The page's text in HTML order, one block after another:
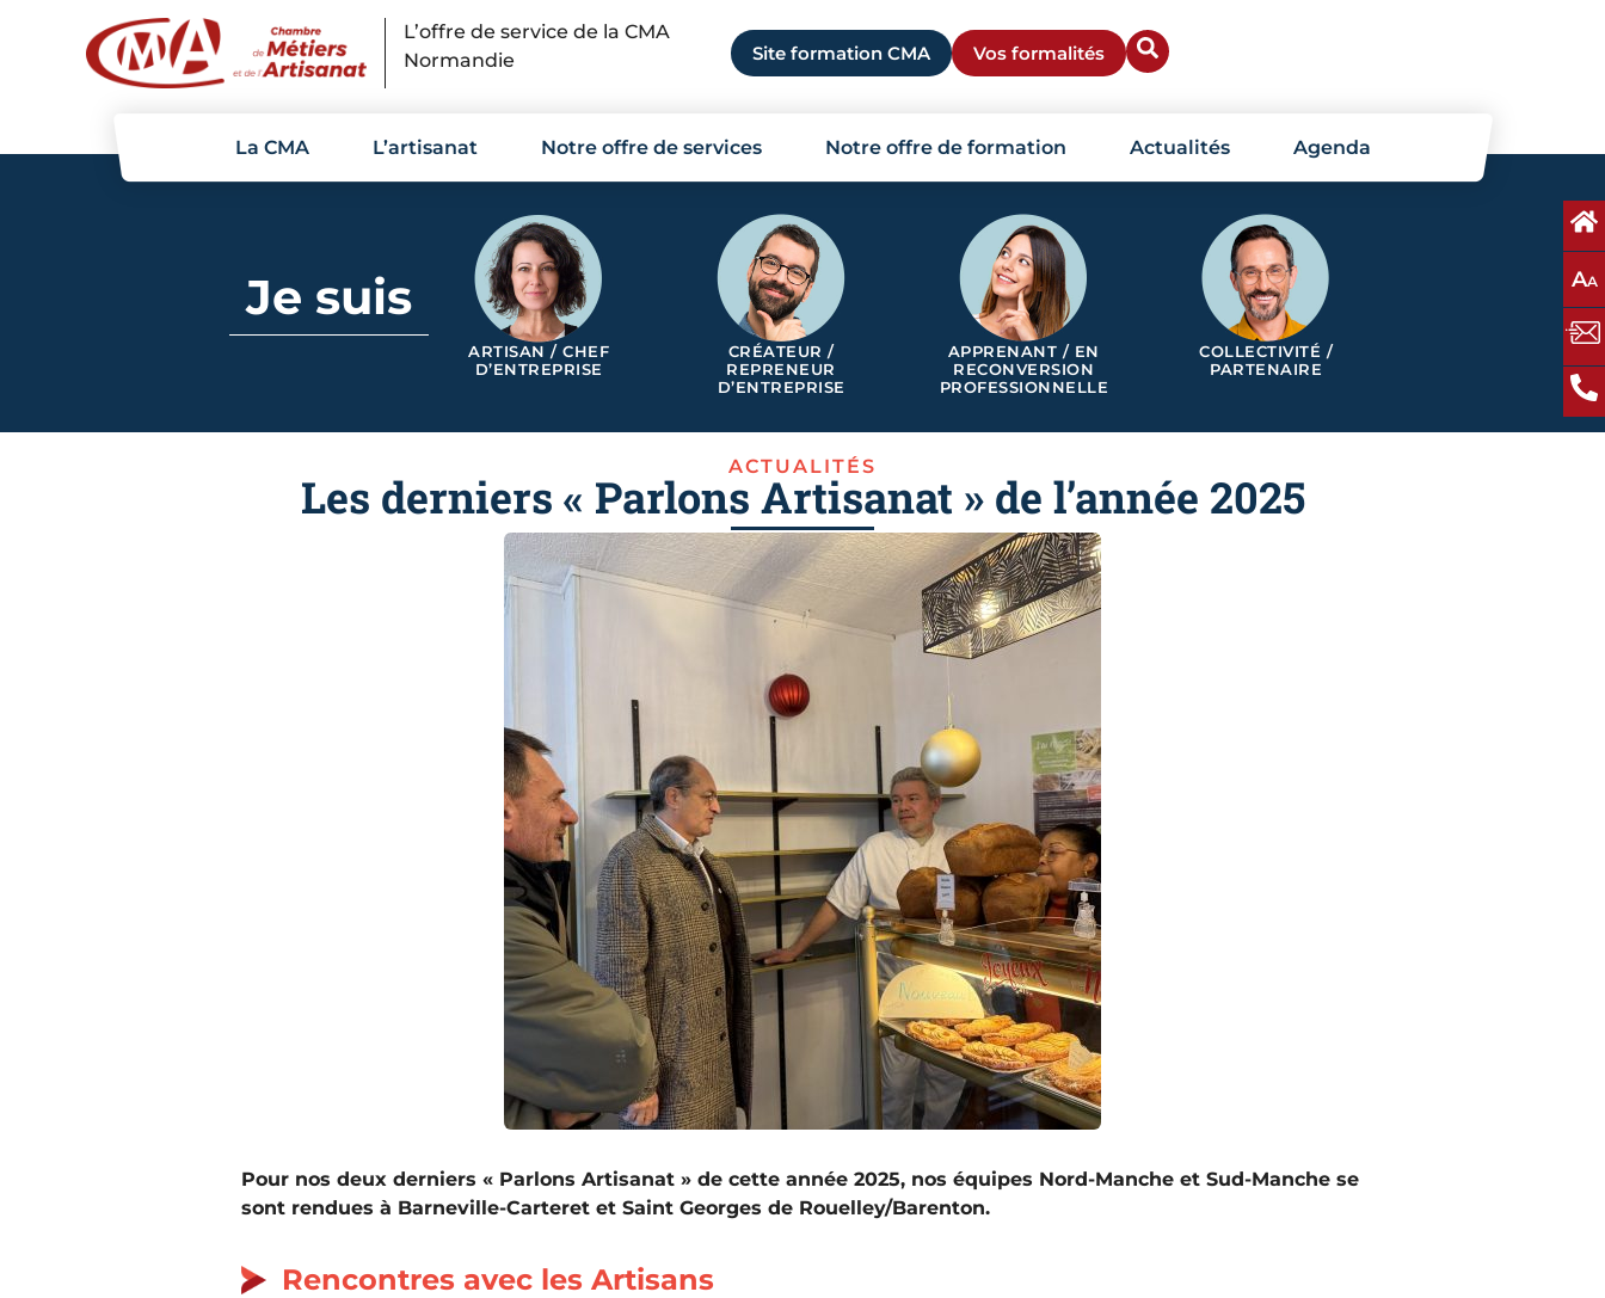
L’offre de service de la CMA
Normandie
Site formation CMA Vos formalités
La CMA L’artisanat Notre offre de services Notre offre de formation Actualités Agenda
AA
Je suis
ARTISAN / CHEF
D’ENTREPRISE
CRÉATEUR /
REPRENEUR
D’ENTREPRISE
APPRENANT / EN
RECONVERSION
PROFESSIONNELLE
COLLECTIVITÉ /
PARTENAIRE
ACTUALITÉS
Les derniers « Parlons Artisanat » de l’année 2025
Pour nos deux derniers « Parlons Artisanat » de cette année 2025, nos équipes Nord-Manche et Sud-Manche se
sont rendues à Barneville-Carteret et Saint Georges de Rouelley/Barenton.
Rencontres avec les Artisans
Panneau de gestion des cookies